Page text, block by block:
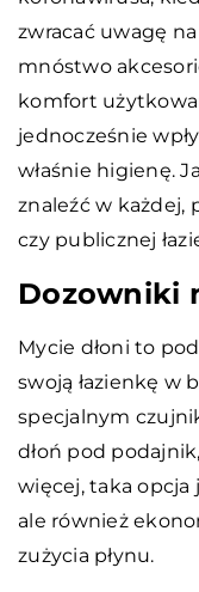
zwracać uwagę
mnóstwo
komfort
jednocześnie
właśnie higienę.
znaleźć w każdej,
czy publicznej
Dozowniki
Mycie dłoni to
swoją łazienkę w
specjalnym
dłoń pod
więcej, taka
ale również
zużycia płynu.